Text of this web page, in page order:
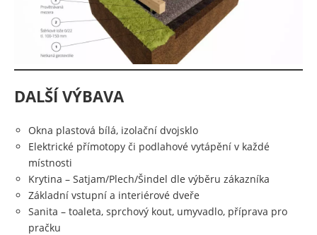
DALŠÍ VÝBAVA
Okna plastová bílá, izolační dvojsklo
Elektrické přímotopy či podlahové vytápění v každé
místnosti
Krytina – Satjam/Plech/Šindel dle výběru zákazníka
Základní vstupní a interiérové dveře
Sanita – toaleta, sprchový kout, umyvadlo, příprava pro
pračku